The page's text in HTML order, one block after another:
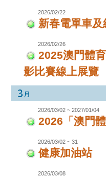
2026/02/22
新春電單車
2026/02/26
2025澳門體
影比賽線上展覽
2026/03/02 ~ 2027/01/04
2026「澳門
2026/03/02 ~ 31
健康加油站
2026/03/08